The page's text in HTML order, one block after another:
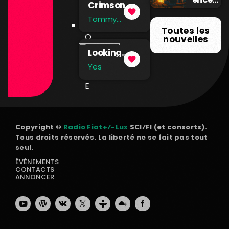
S
Q
U
E
Crimson
and Clover
(Single
Version)
Tommy
Shondells
favorite
Looking
Around
Yes
favorite
ive en
temps
réel
Toutes les
nouvelles
Copyright © Radio Fiat+⁄-Lux SCI⁄FI (et consorts).
Tous droits réservés. La liberté ne se fait pas tout
seul.
ÉVÉNEMENTS
CONTACTS
ANNONCER